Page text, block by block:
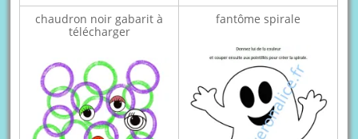
chaudron noir gabarit à
télécharger
fantôme spirale